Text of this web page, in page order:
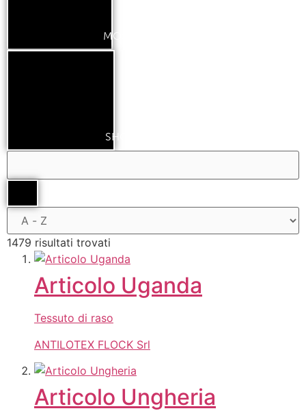
MOSTRA DI PIÙ
SHOW RESULTS
1479 risultati trovati
Articolo Uganda
Tessuto di raso
ANTILOTEX FLOCK Srl
Articolo Ungheria